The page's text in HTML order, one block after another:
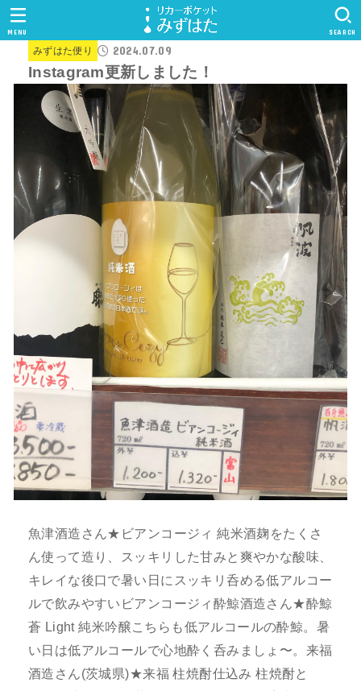
SEARCH
MENU
みずはた便り 2024.07.09
Instagram更新しました！
魚津酒造さん★ビアンコージィ 純米酒麹をたくさ
ん使って造り、スッキリした甘みと爽やかな酸味、
キレイな後口で暑い日にスッキリ呑める低アルコー
ルで飲みやすいビアンコージィ酔鯨酒造さん★酔鯨
蒼 Light 純米吟醸こちらも低アルコールの酔鯨。暑
い日は低アルコールで心地酔く呑みましょ〜。来福
酒造さん(茨城県)★来福 柱焼酎仕込み 柱焼酎と